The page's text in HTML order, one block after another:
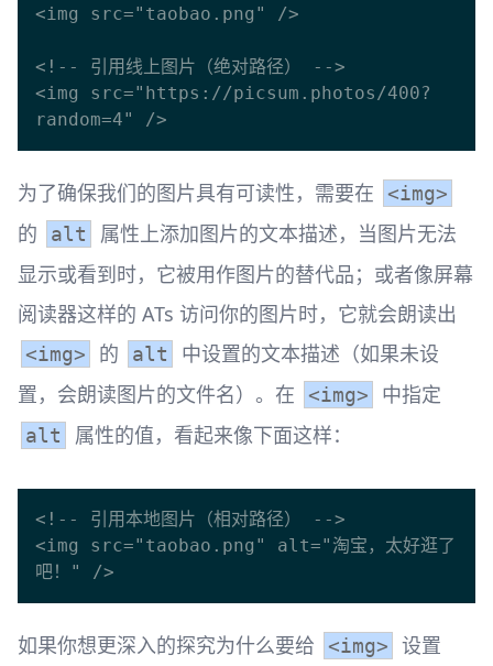
<img src="taobao.png" />
<!-- 引用线上图片（绝对路径） -->
<img src="https://picsum.photos/400?
为了确保我们的图片具有可读性，需要在 <img>
的 alt
属性上添加图片的文本描述，当图片无法
显示或看到时，它被用作图片的替代品；或者像屏幕
阅读器这样的 ATs 访问你的图片时，它就会朗读出
<img> 的 alt
中设置的文本描述（如果未设
置，会朗读图片的文件名）。在
<img> 中指定
alt 属性的值，看起来像下面这样：
<!-- 引用本地图片（相对路径） -->
<img src="taobao.png" alt="淘宝，太好逛了
如果你想更深入的探究为什么要给 <img> 设置